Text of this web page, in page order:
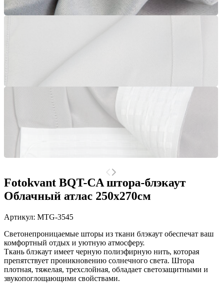
Fotokvant BQT-CA штора-блэкаут
Облачный атлас 250х270см
Артикул: MTG-3545
Светонепроницаемые шторы из ткани блэкаут обеспечат ваш
комфортный отдых и уютную атмосферу.
Ткань блэкаут имеет черную полиэфирную нить, которая
препятствует проникновению солнечного света. Штора
плотная, тяжелая, трехслойная, обладает светозащитными и
звукопоглощающими свойствами.